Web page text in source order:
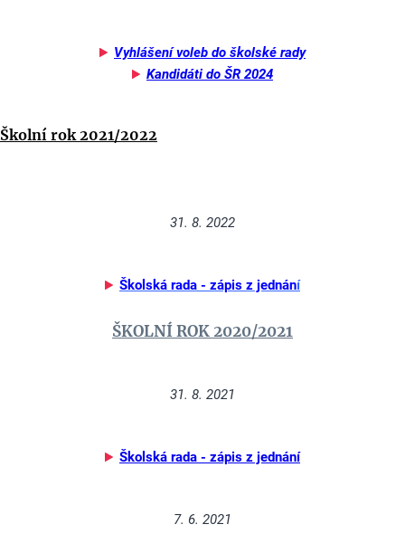
Vyhlášení voleb do školské rady
Kandidáti do ŠR 2024
Školní rok 2021/2022
31. 8. 2022
Školská rada - zápis z jednání
ŠKOLNÍ ROK 2020/2021
31. 8. 2021
Školská rada - zápis z jednání
7. 6. 2021